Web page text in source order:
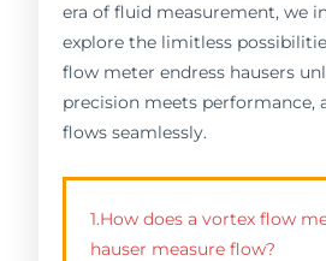
era of fluid measurement, we
explore the limitless
flow meter endress hausers
precision meets performance,
flows seamlessly.
1.How does a vortex flow
hauser measure flow?